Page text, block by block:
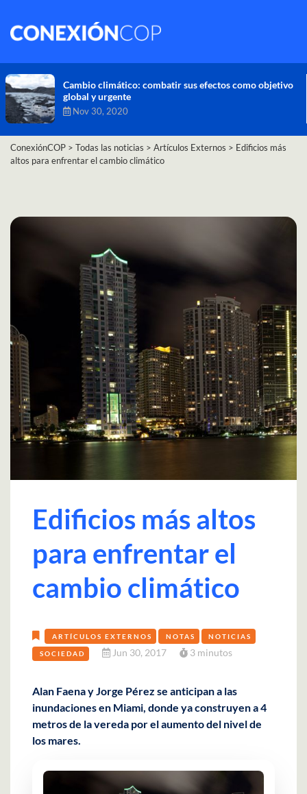
Ni el confinamiento por COVID-19 da tregua al cambio
climático: los gases que calientan la Tierra llegan a
niveles récord
Nov 26, 2020
ConexiónCOP > Todas las noticias > Artículos Externos > Edificios más
altos para enfrentar el cambio climático
Edificios más altos
para enfrentar el
cambio climático
ARTÍCULOS EXTERNOS NOTAS NOTICIAS
SOCIEDAD Jun 30, 2017 3 minutos
Alan Faena y Jorge Pérez se anticipan a las
inundaciones en Miami, donde ya construyen a 4
metros de la vereda por el aumento del nivel de
los mares.